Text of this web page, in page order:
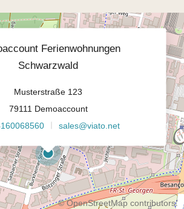
Ferienwohnungen
Schwarzwald
Musterstraße 123
79111 Demoaccount
sales@viato.net
©OpenStreetMap contributors.